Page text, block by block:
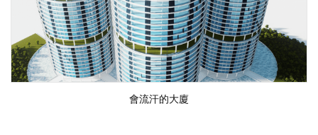
會流汗的大廈